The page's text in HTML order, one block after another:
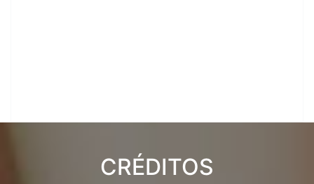
CRÉDITOS